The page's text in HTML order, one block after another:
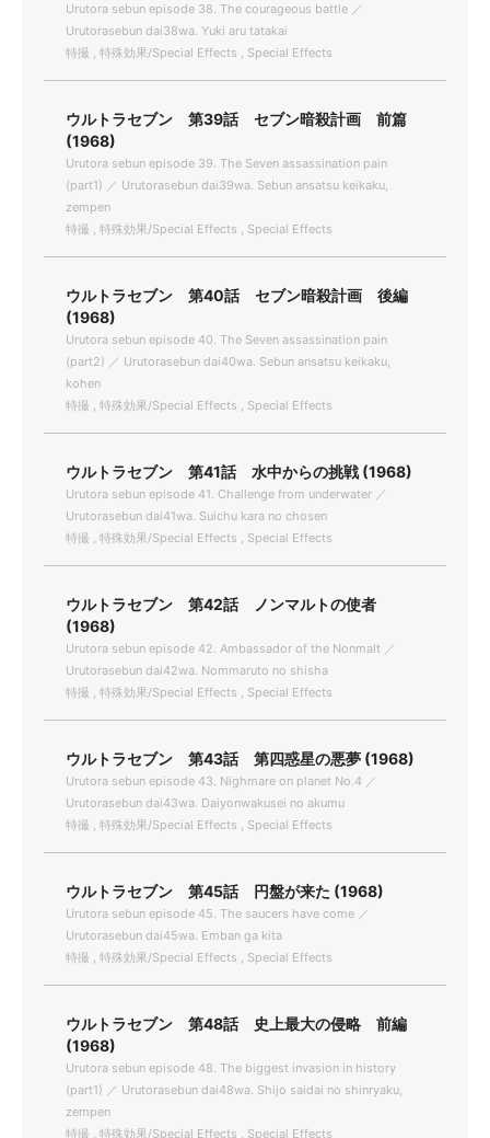
Urutora sebun episode 38. The courageous battle ／
Urutorasebun dai38wa. Yuki aru tatakai
特撮 , 特殊効果/Special Effects , Special Effects
ウルトラセブン 第39話 セブン暗殺計画 前篇
(1968)
Urutora sebun episode 39. The Seven assassination pain
(part1) ／ Urutorasebun dai39wa. Sebun ansatsu keikaku,
zempen
特撮 , 特殊効果/Special Effects , Special Effects
ウルトラセブン 第40話 セブン暗殺計画 後編
(1968)
Urutora sebun episode 40. The Seven assassination pain
(part2) ／ Urutorasebun dai40wa. Sebun ansatsu keikaku,
kohen
特撮 , 特殊効果/Special Effects , Special Effects
ウルトラセブン 第41話 水中からの挑戦 (1968)
Urutora sebun episode 41. Challenge from underwater ／
Urutorasebun dai41wa. Suichu kara no chosen
特撮 , 特殊効果/Special Effects , Special Effects
ウルトラセブン 第42話 ノンマルトの使者
(1968)
Urutora sebun episode 42. Ambassador of the Nonmalt ／
Urutorasebun dai42wa. Nommaruto no shisha
特撮 , 特殊効果/Special Effects , Special Effects
ウルトラセブン 第43話 第四惑星の悪夢 (1968)
Urutora sebun episode 43. Nighmare on planet No.4 ／
Urutorasebun dai43wa. Daiyonwakusei no akumu
特撮 , 特殊効果/Special Effects , Special Effects
ウルトラセブン 第45話 円盤が来た (1968)
Urutora sebun episode 45. The saucers have come ／
Urutorasebun dai45wa. Emban ga kita
特撮 , 特殊効果/Special Effects , Special Effects
ウルトラセブン 第48話 史上最大の侵略 前編
(1968)
Urutora sebun episode 48. The biggest invasion in history
(part1) ／ Urutorasebun dai48wa. Shijo saidai no shinryaku,
zempen
特撮 , 特殊効果/Special Effects , Special Effects